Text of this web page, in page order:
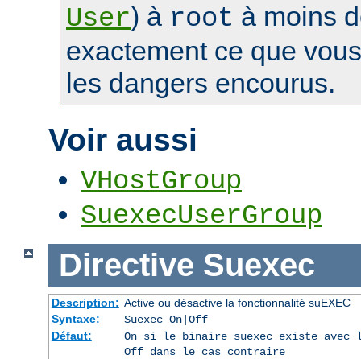
User) à root à moins
exactement ce que
les dangers encourus.
Voir aussi
VHostGroup
SuexecUserGroup
Directive Suexec
Description: Active ou désactive la fonctionnalité suEXEC
Syntaxe:
Suexec On|Off
Défaut:
On si le binaire suexec existe avec
Off dans le cas contraire